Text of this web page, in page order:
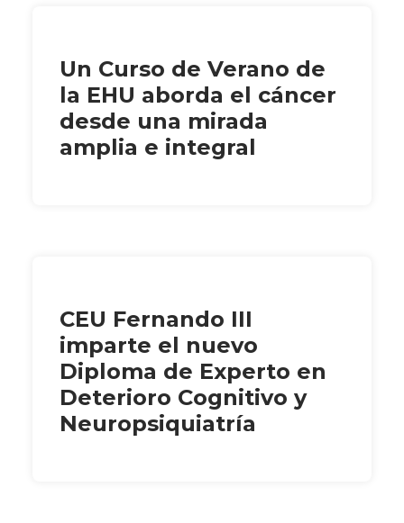
Un Curso de Verano de
la EHU aborda el cáncer
desde una mirada
amplia e integral
CEU Fernando III
imparte el nuevo
Diploma de Experto en
Deterioro Cognitivo y
Neuropsiquiatría